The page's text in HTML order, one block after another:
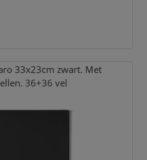
33x23cm zwart. Met
36+36 vel